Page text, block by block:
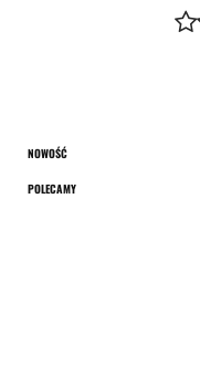
NOWOŚĆ
POLECAMY